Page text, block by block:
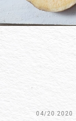
04/20.2020